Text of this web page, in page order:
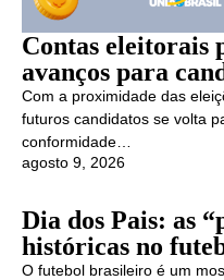
Contas eleitorais
avanços para
Com a proximidade das
futuros candidatos se volta
conformidade…
agosto 9, 2026
Dia dos Pais: as
históricas no
O futebol brasileiro é um